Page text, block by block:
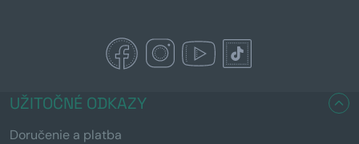
UŽITOČNÉ ODKAZY
Doručenie a platba